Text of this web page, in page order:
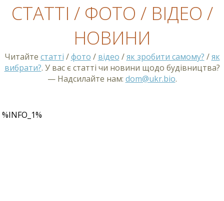
СТАТТІ / ФОТО / ВІДЕО /
НОВИНИ
Читайте статті /фото / відео /як зробити самому? /як
вибрати?. У вас є статті чи новини щодо будівництва?
— Надсилайте нам: dom@ukr.bio.
%INFO_1%